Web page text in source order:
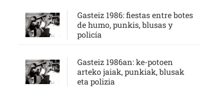
Gasteiz 1986: fiestas entre botes
de humo, punkis, blusas y
policía
Gasteiz 1986an: ke-potoen
arteko jaiak, punkiak, blusak
eta polizia